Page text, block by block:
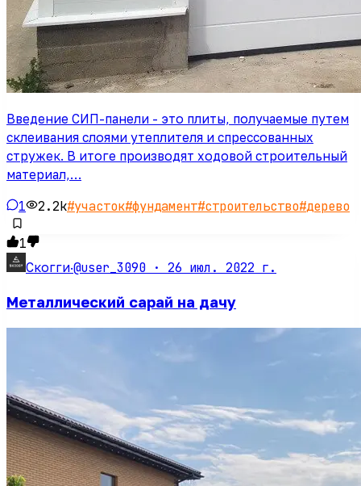
Введение СИП-панели - это плиты, получаемые путем
склеивания слоями утеплителя и спрессованных
стружек. В итоге производят ходовой строительный
материал,…
1 2.2k#участок#фундамент#строительство#дерево
1
Скогги·@user_3090 · 26 июл. 2022 г.
Металлический сарай на дачу